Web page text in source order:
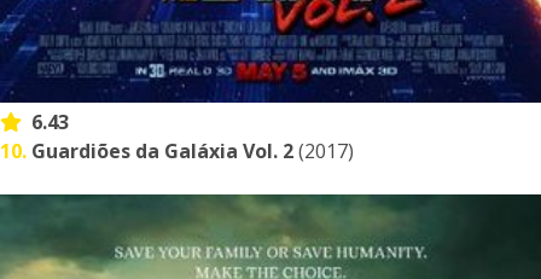
6.43
10. Guardiões da Galáxia Vol. 2(2017)